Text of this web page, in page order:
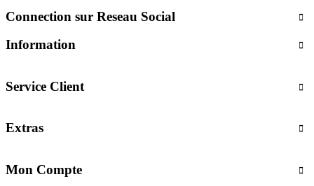
Connection sur Reseau Social
Information
Service Client
Extras
Mon Compte